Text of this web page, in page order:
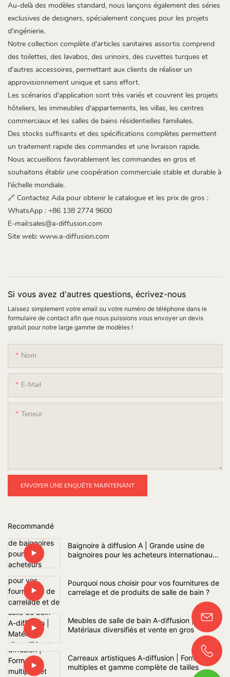
Au-delà des modèles standard, nous lançons également des séries
exclusives de designers, spécialement conçues pour les projets
d'ingénierie.
Notre collection complète d'articles sanitaires assortis comprend
des toilettes, des lavabos, des urinoirs, des cuvettes turques et
d'autres accessoires, permettant aux clients de réaliser un
approvisionnement unique et sans effort.
Les scénarios d'application sont très variés et couvrent les projets
hôteliers, les immeubles d'appartements, les villas, les centres
commerciaux et les salles de bains résidentielles familiales.
Des stocks suffisants et des spécifications complètes permettent
un traitement rapide des commandes et une livraison rapide.
Nous accueillons favorablement les commandes en gros et
souhaitons établir une coopération commerciale stable et durable à
l'échelle mondiale.
🔗 Contactez Ada pour obtenir le catalogue et les prix de gros :
WhatsApp : +86 138 2774 9600
E-mail:sales@a-diffusion.com
Site web: www.a-diffusion.com
Si vous avez d'autres questions, écrivez-nous
Laissez simplement votre email ou votre numéro de téléphone dans le
formulaire de contact afin que nous puissions vous envoyer un devis
gratuit pour notre large gamme de modèles !
Nom
E-Mail
Teneur
ENVOYER UNE ENQUÊTE MAINTENANT
Recommandé
Baignoire à diffusion A | Grande usine de
baignoires pour les acheteurs internationaux
Pourquoi nous choisir pour vos fournitures de
carrelage et de produits de salle de bain ?
Meubles de salle de bain A-diffusion |
Matériaux diversifiés et vente en gros
Carreaux artistiques A-diffusion | Formes
multiples et gamme complète de tailles